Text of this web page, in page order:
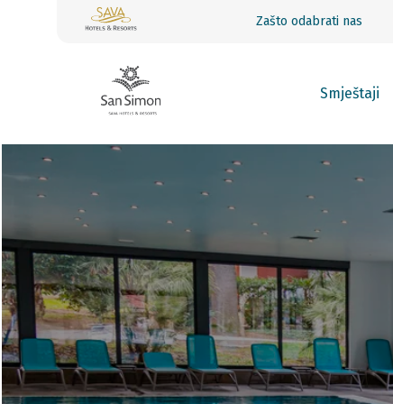
Zašto odabrati nas
Smještaji